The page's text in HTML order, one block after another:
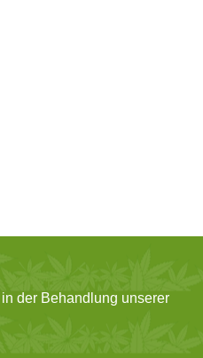
der Behandlung unserer